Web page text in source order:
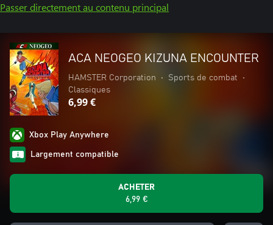
Passer directement au contenu principal
ACA NEOGEO KIZUNA ENCOUNTER
HAMSTER Corporation • Sports de combat
•
Classiques
6,99 €
Xbox Play Anywhere
Largement compatible
ACHETER
6,99 €